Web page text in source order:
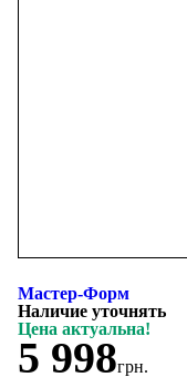
Мастер-Форм
Наличие уточнять
Цена актуальна!
5 998грн.